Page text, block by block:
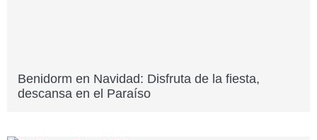
Benidorm en Navidad: Disfruta de la fiesta,
descansa en el Paraíso